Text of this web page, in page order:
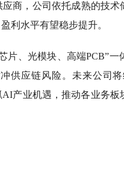
商，公司依托成熟的技
利水平有望稳步提升。
片、光模块、高端PCB”
供应链风险。未来公司
产业机遇，推动各业务